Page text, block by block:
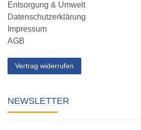
Entsorgung & Umwelt
Datenschutzerklärung
Impressum
AGB
Vertrag widerrufen
NEWSLETTER